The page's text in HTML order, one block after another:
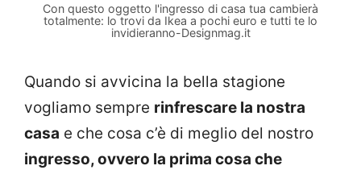
Con questo oggetto l'ingresso di casa tua cambierà
totalmente: lo trovi da Ikea a pochi euro e tutti te lo
invidieranno-Designmag.it
Quando si avvicina la bella stagione
vogliamo sempre rinfrescare la nostra
casa e che cosa c’è di meglio del nostro
ingresso, ovvero la prima cosa che